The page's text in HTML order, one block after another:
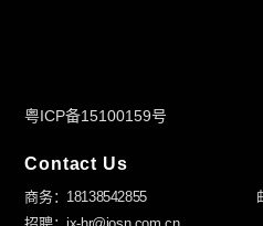
粤ICP备15100159号
Contact Us
商务：18138542855